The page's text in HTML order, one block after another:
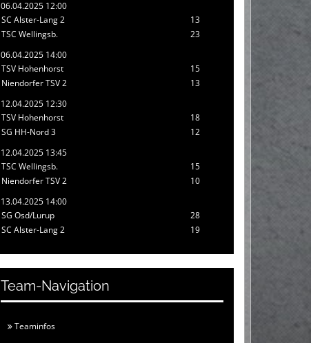
06.04.2025 12:00
SC Alster-Lang 2
13
TSC Wellingsb.
23
06.04.2025 14:00
TSV Hohenhorst
15
Niendorfer TSV 2
13
12.04.2025 12:30
TSV Hohenhorst
18
SG HH-Nord 3
12
12.04.2025 13:45
TSC Wellingsb.
15
Niendorfer TSV 2
10
13.04.2025 14:00
SG Osd/Lurup
28
SC Alster-Lang 2
19
Team-Navigation
Teaminfos